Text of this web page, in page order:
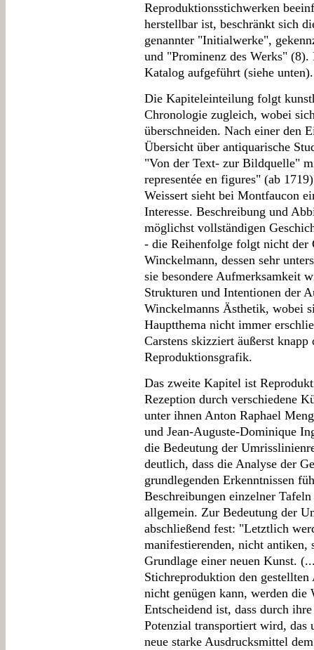
Reproduktionsstichwerken
herstellbar ist, beschränkt sich
genannter "Initialwerke",
und "Prominenz des Werks"
Katalog aufgeführt (siehe unten).
Die Kapiteleinteilung folgt
Chronologie zugleich, wobei
überschneiden. Nach einer den
Übersicht über antiquarische
"Von der Text- zur Bildquelle"
representée en figures" (ab
Weissert sieht bei Montfaucon
Interesse. Beschreibung und
möglichst vollständigen
- die Reihenfolge folgt nicht
Winckelmann, dessen sehr
sie besondere Aufmerksamkeit
Strukturen und Intentionen der
Winckelmanns Ästhetik, wobei
Hauptthema nicht immer
Carstens skizziert äußerst knapp
Reproduktionsgrafik.
Das zweite Kapitel ist
Rezeption durch verschiedene
unter ihnen Anton Raphael
und Jean-Auguste-Dominique
die Bedeutung der
deutlich, dass die Analyse der
grundlegenden Erkenntnissen
Beschreibungen einzelner
allgemein. Zur Bedeutung der
abschließend fest: "Letztlich
manifestierenden, nicht antiken,
Grundlage einer neuen Kunst.
Stichreproduktion den
nicht genügen kann, werden die
Entscheidend ist, dass durch
Potenzial transportiert wird, das
neue starke Ausdrucksmittel